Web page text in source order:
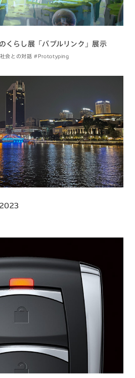
くらし展「バブルリンク」展示
会との対話 #Prototyping